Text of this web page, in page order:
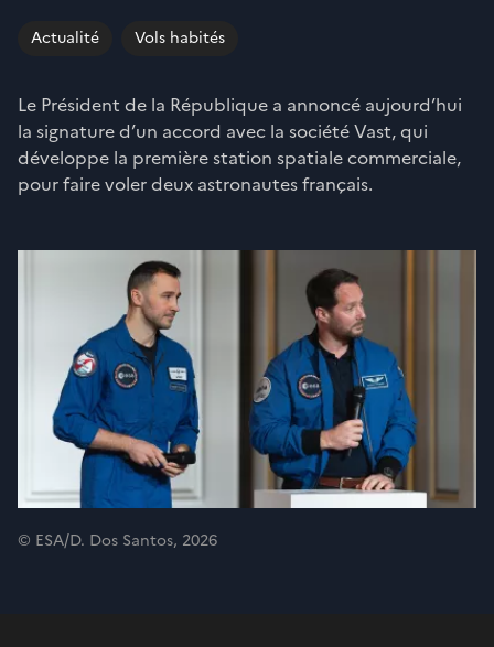
Actualité Vols habités
Le Président de la République a annoncé aujourd’hui
la signature d’un accord avec la société Vast, qui
développe la première station spatiale commerciale,
pour faire voler deux astronautes français.
© ESA/D. Dos Santos, 2026